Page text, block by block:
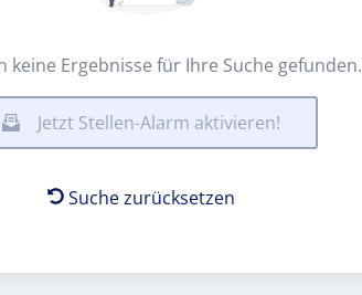
keine Ergebnisse für Ihre Suche gefunden.
Jetzt Stellen-Alarm aktivieren!
Suche zurücksetzen